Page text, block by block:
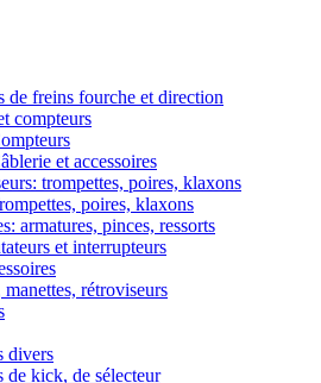
de freins fourche et direction
compteurs
et accessoires
trompettes, poires, klaxons
poires, klaxons
armatures, pinces, ressorts
et interrupteurs
rétroviseurs
divers
de kick, de sélecteur